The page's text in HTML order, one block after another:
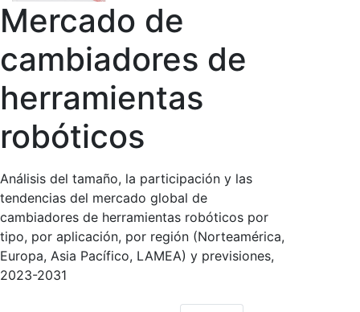
Mercado de
cambiadores de
herramientas
robóticos
Análisis del tamaño, la participación y las
tendencias del mercado global de
cambiadores de herramientas robóticos por
tipo, por aplicación, por región (Norteamérica,
Europa, Asia Pacífico, LAMEA) y previsiones,
2023-2031